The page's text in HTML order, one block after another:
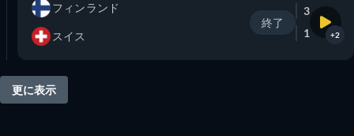
フィンランド
スイス
終了
3
1
+2
更に表示